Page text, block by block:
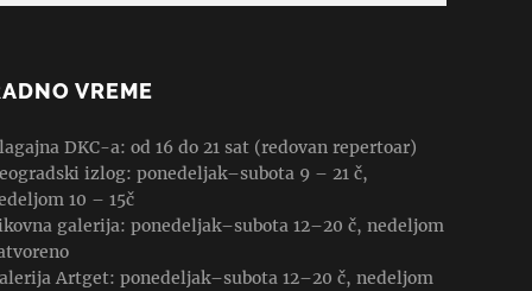
VREME
DKC-a: od 16 do 21 sat (redovan repertoar)
izlog: ponedeljak–subota 9 – 21 č,
10 – 15č
galerija: ponedeljak–subota 12–20 č, nedeljom
Artget: ponedeljak–subota 12–20 č, nedeljom